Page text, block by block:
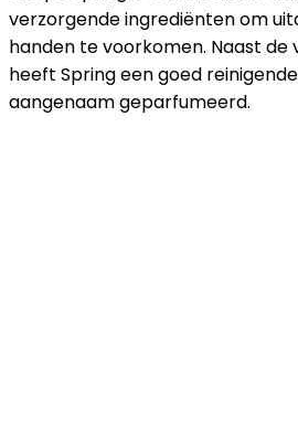
verzorgende ingrediënten om
handen te voorkomen. Naast de
heeft Spring een goed
aangenaam geparfumeerd.